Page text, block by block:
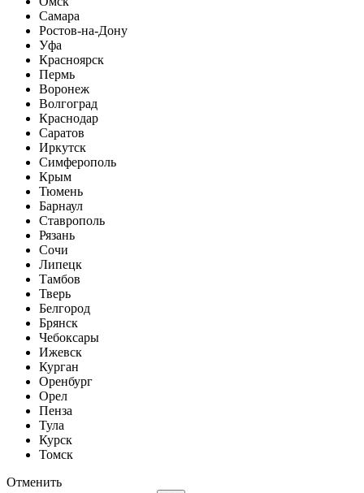
Самара
Ростов-на-Дону
Уфа
Красноярск
Пермь
Воронеж
Волгоград
Краснодар
Саратов
Иркутск
Симферополь
Крым
Тюмень
Барнаул
Ставрополь
Рязань
Сочи
Липецк
Тамбов
Тверь
Белгород
Брянск
Чебоксары
Ижевск
Курган
Оренбург
Орел
Пенза
Тула
Курск
Томск
Отменить